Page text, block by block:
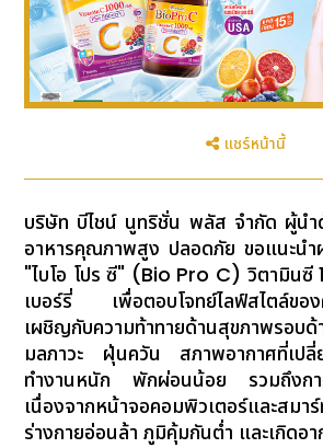
แชร์หน้านี้
บริษัท บีไชน์ นูทริชั่น พลัส จำกัด ผู้น
อาหารคุณภาพสูง ปลอดภัย ขอแนะน
"ไบโอ โปร ซี" (Bio Pro C) วิตามินซี
เบอร์รี่ เพื่อตอบโจทย์ไลฟ์สไตล์ขอ
เผชิญกับความท้าทายด้านสุขภาพรอ
มลภาวะ ฝุ่นควัน สภาพอากาศที่เป
ทำงานหนัก พักผ่อนน้อย รวมถึงการ
เนื่องจากหน้าจอคอมพิวเตอร์แล
ร่างกายอ่อนล้า ภูมิคุ้มกันต่ำ และเกิดอ